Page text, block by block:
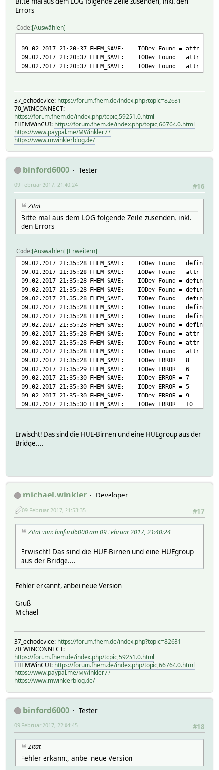
Errors
Code Auswählen
09.02.2017 21:20:37 FHEM_SAVE: IODev Found = attr vccu
09.02.2017 21:20:37 FHEM_SAVE: IODev Found = attr
09.02.2017 21:20:37 FHEM_SAVE: IODev Found = attr
37_echodevice: https://forum.fhem.de/index.php?topic=82631
70_WINCONNECT:
https://forum.fhem.de/index.php/topic,59251.0.html
FHEMWinGUI: https://forum.fhem.de/index.php/topic,66764.0.html
https://www.paypal.me/MWinkler77
https://www.mwinklerblog.de/
binford6000
Tester
#16
09 Februar 2017, 21:40:24
Zitat
Bitte mal aus dem LOG folgende Zeile zusenden, inkl.
den Errors
Code Auswählen Erweitern
09.02.2017 21:35:28 FHEM_SAVE: IODev Found = define
09.02.2017 21:35:28 FHEM_SAVE: IODev Found = attr Astrid
09.02.2017 21:35:28 FHEM_SAVE: IODev Found = define
09.02.2017 21:35:28 FHEM_SAVE: IODev Found = define
09.02.2017 21:35:28 FHEM_SAVE: IODev Found = define Flur
09.02.2017 21:35:28 FHEM_SAVE: IODev Found = define
09.02.2017 21:35:28 FHEM_SAVE: IODev Found = define
09.02.2017 21:35:28 FHEM_SAVE: IODev Found = define
09.02.2017 21:35:28 FHEM_SAVE: IODev Found = attr
09.02.2017 21:35:28 FHEM_SAVE: IODev Found = attr
09.02.2017 21:35:28 FHEM_SAVE: IODev Found = attr
09.02.2017 21:35:28 FHEM_SAVE: IODev ERROR = 8
09.02.2017 21:35:29 FHEM_SAVE: IODev ERROR = 6
09.02.2017 21:35:30 FHEM_SAVE: IODev ERROR = 7
09.02.2017 21:35:30 FHEM_SAVE: IODev ERROR = 5
09.02.2017 21:35:30 FHEM_SAVE: IODev ERROR = 9
09.02.2017 21:35:30 FHEM_SAVE: IODev ERROR = 10
09.02.2017 21:35:32 FHEM_SAVE: IODev ERROR = CUL868
Erwischt! Das sind die HUE-Birnen und eine HUEgroup aus der
Bridge....
michael.winkler
Developer
#17
09 Februar 2017, 21:53:35
Zitat von: binford6000 am 09 Februar 2017, 21:40:24
Erwischt! Das sind die HUE-Birnen und eine HUEgroup
aus der Bridge....
Fehler erkannt, anbei neue Version
Gruß
Michael
37_echodevice: https://forum.fhem.de/index.php?topic=82631
70_WINCONNECT:
https://forum.fhem.de/index.php/topic,59251.0.html
FHEMWinGUI: https://forum.fhem.de/index.php/topic,66764.0.html
https://www.paypal.me/MWinkler77
https://www.mwinklerblog.de/
binford6000
Tester
#18
09 Februar 2017, 22:04:45
Zitat
Fehler erkannt, anbei neue Version